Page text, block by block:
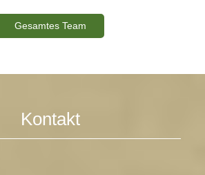
Gesamtes Team
Kontakt